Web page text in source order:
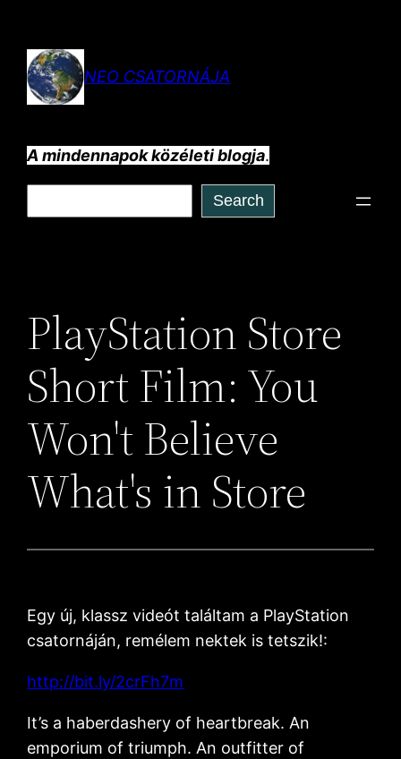
tartalomhozNEO CSATORNÁJA
A mindennapok közéleti blogja.
Search
PlayStation Store
Short Film: You
Won't Believe
What's in Store
Egy új, klassz videót találtam a PlayStation
csatornáján, remélem nektek is tetszik!:
http://bit.ly/2crFh7m
It’s a haberdashery of heartbreak. An
emporium of triumph. An outfitter of